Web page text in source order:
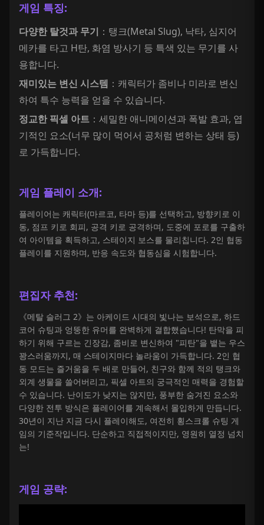
게임 특징:
다양한 탈것과 무기 ：탱크(Metal Slug), 낙타, 심지어
메카를 타고 H탄, 화염 방사기 등 특색 있는 무기를 사
용합니다.
재미있는 변신 시스템 ：캐릭터가 좀비나 미라로 변신
하여 특수 능력을 얻을 수 있습니다.
정교한 픽셀 아트 ：세밀한 애니메이션과 폭발 효과, 엽
기적인 요소(너무 많이 먹어서 공처럼 변하는 상태 등)
로 가득합니다.
게임 플레이 소개:
플레이어는 캐릭터(마르코, 타마 등)를 선택하고, 방향키로 이
동, 점프 키로 회피, 공격 키로 공격하며, 도중에 포로를 구출하
여 아이템을 획득하고, 스테이지 보스를 물리칩니다. 2인 협동
플레이를 지원하며, 반응 속도와 협동심을 시험합니다.
편집자 추천:
《메탈 슬러그 2》는 아케이드 시대의 빛나는 보석으로, 하드
코어 슈팅과 엉뚱한 유머를 완벽하게 결합했습니다! 탄막을 피
하기 위해 구르는 긴장감, 좀비로 변신하여 "피탄"을 뱉는 우스
꽝스러움까지, 매 스테이지마다 놀라움이 가득합니다. 2인 협
동 모드는 즐거움을 두 배로 만들어, 친구와 함께 적의 탱크와
외계 생물을 쓸어버리고, 픽셀 아트의 궁극적인 매력을 경험할
수 있습니다. 난이도가 낮지는 않지만, 풍부한 숨겨진 요소와
다양한 전투 방식은 플레이어를 계속해서 몰입하게 만듭니다.
30년이 지난 지금 다시 플레이해도, 여전히 횡스크롤 슈팅 게
임의 기준작입니다. 단순하고 직접적이지만, 영원히 열정 넘치
는!
게임 공략: